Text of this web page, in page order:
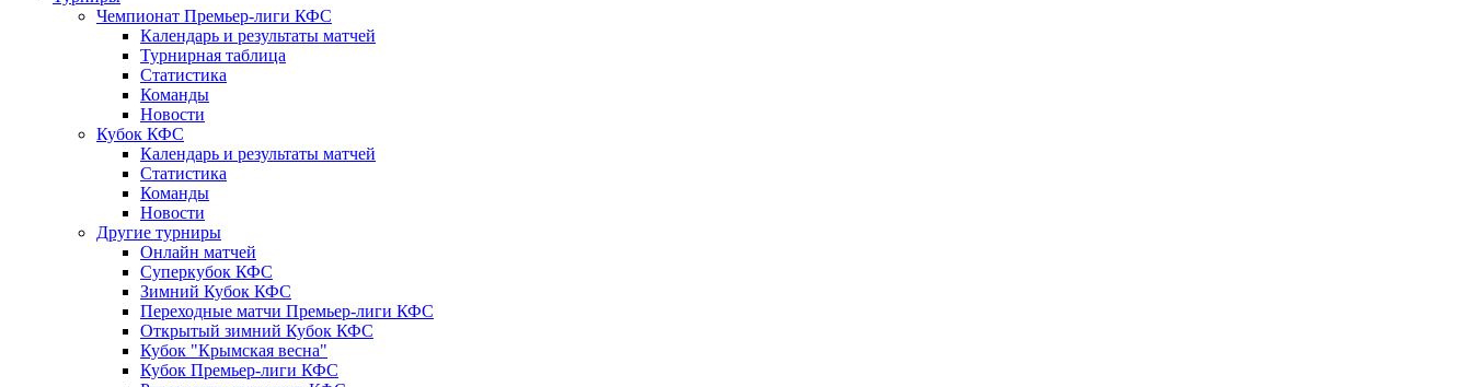
Чемпионат Премьер-лиги КФС
Календарь и результаты матчей
Турнирная таблица
Статистика
Команды
Новости
Кубок КФС
Календарь и результаты матчей
Статистика
Команды
Новости
Другие турниры
Онлайн матчей
Суперкубок КФС
Зимний Кубок КФС
Переходные матчи Премьер-лиги КФС
Открытый зимний Кубок КФС
Кубок "Крымская весна"
Кубок Премьер-лиги КФС